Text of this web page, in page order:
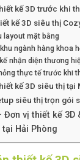
kế 3D trước khi
kế 3D siêu thị
layout mặt bằng
ngành hàng khoa
nhận diện thương
thực tế trước khi
kế 3D siêu thị tại
siêu thị trọn gói
Đơn vị thiết kế 3D
Hải Phòng